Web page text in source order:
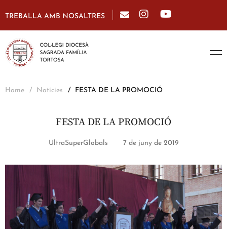
TREBALLA AMB NOSALTRES
Home Notícies FESTA DE LA PROMOCIÓ
FESTA DE LA PROMOCIÓ
UltraSuperGlobals 7 de juny de 2019